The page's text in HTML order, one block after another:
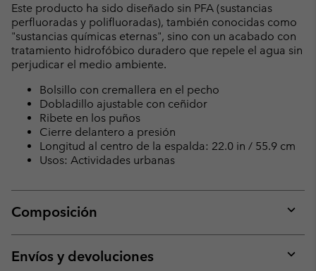
Este producto ha sido diseñado sin PFA (sustancias
perfluoradas y polifluoradas), también conocidas como
"sustancias químicas eternas", sino con un acabado con
tratamiento hidrofóbico duradero que repele el agua sin
perjudicar el medio ambiente.
Bolsillo con cremallera en el pecho
Dobladillo ajustable con ceñidor
Ribete en los puños
Cierre delantero a presión
Longitud al centro de la espalda: 22.0 in / 55.9 cm
Usos: Actividades urbanas
Composición
or
Envíos y devoluciones